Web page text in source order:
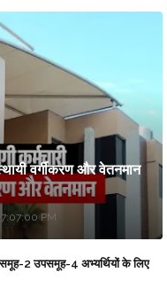
वर्गीकरण और वेतनमान
PM
2 उपसमूह-4 अभ्यर्थियों के लिए